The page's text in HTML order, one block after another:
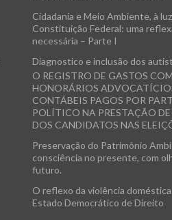
Cidadania e Meio Ambiente, à
Constituição Federal: uma
necessária – Parte I
Diagnostico e inclusão dos
O REGISTRO DE GASTOS COM
HONORÁRIOS
CONTÁBEIS PAGOS POR
POLÍTICO NA PRESTAÇÃO
DOS CANDIDATOS NAS
Preservação do Patrimônio
consciência no presente, com
futuro.
O reflexo da violência
Estado Democrático de Direito